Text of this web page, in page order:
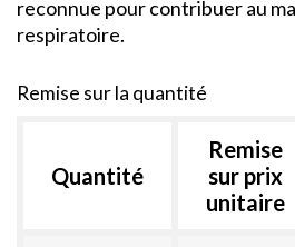
reconnue pour contribuer au
respiratoire.
Remise sur la quantité
Quantité
Remise
sur prix
unitaire